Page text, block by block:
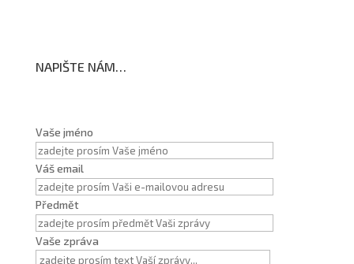
NAPIŠTE NÁM…
Vaše jméno
Váš email
Předmět
Vaše zpráva